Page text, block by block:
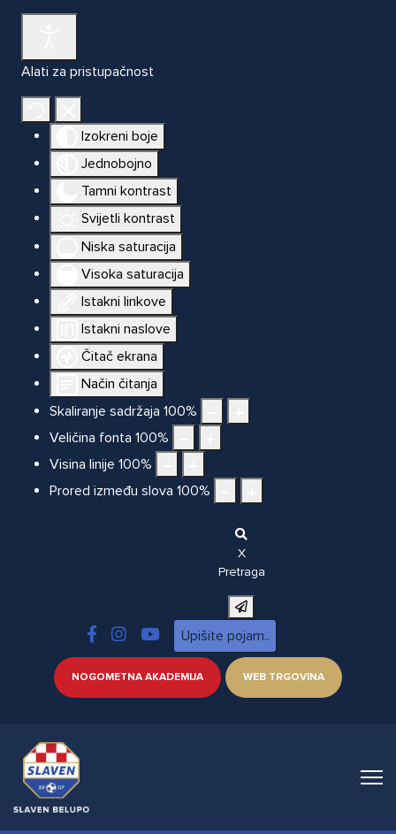
Alati za pristupačnost
Izokreni boje
Jednobojno
Tamni kontrast
Svijetli kontrast
Niska saturacija
Visoka saturacija
Istakni linkove
Istakni naslove
Čitač ekrana
Način čitanja
Skaliranje sadržaja 100%
Veličina fonta 100%
Visina linije 100%
Prored između slova 100%
X
Pretraga
NOGOMETNA AKADEMIJA WEB TRGOVINA